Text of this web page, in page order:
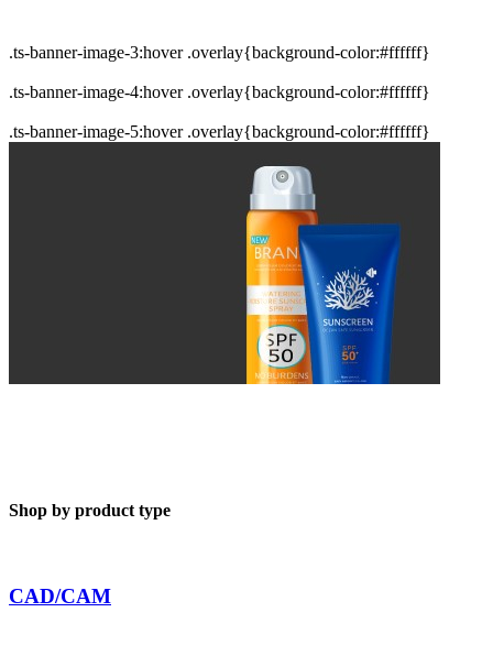
.ts-banner-image-3:hover .overlay{background-color:#ffffff}
.ts-banner-image-4:hover .overlay{background-color:#ffffff}
.ts-banner-image-5:hover .overlay{background-color:#ffffff}
Shop by product type
CAD/CAM